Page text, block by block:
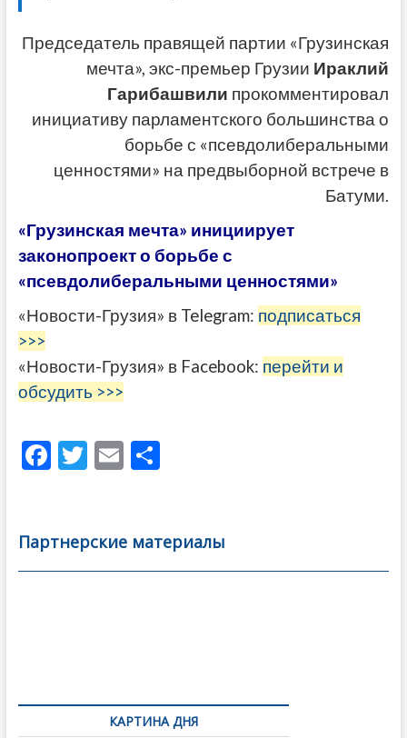
Председатель правящей партии «Грузинская
мечта», экс-премьер Грузии Ираклий
Гарибашвили прокомментировал
инициативу парламентского большинства о
борьбе с «псевдолиберальными
ценностями» на предвыборной встрече в
Батуми.
«Грузинская мечта» инициирует
законопроект о борьбе с
«псевдолиберальными ценностями»
«Новости-Грузия» в Telegram: подписаться
>>>
«Новости-Грузия» в Facebook: перейти и
обсудить >>>
F
b
o
T
er
E
l
О
а
в
Партнерские материалы
КАРТИНА ДНЯ